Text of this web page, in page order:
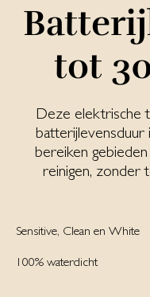
tot
Deze elektrische
bereiken
reinigen, zonder
Sensitive, Clean en White
100% waterdicht